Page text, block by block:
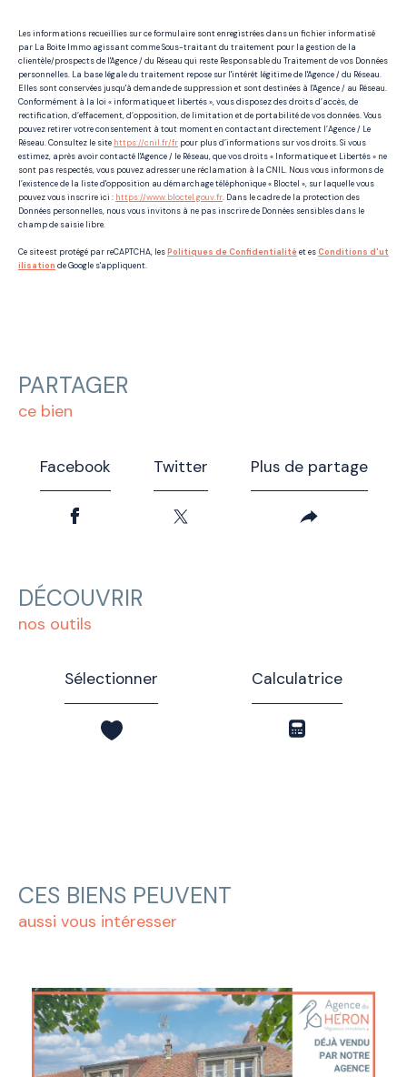
Les informations recueillies sur ce formulaire sont enregistrées dans un fichier informatisé
par La Boite Immo agissant comme Sous-traitant du traitement pour la gestion de la
clientèle/prospects de l'Agence / du Réseau qui reste Responsable du Traitement de vos Données
personnelles. La base légale du traitement repose sur l'intérêt légitime de l'Agence / du Réseau.
Elles sont conservées jusqu'à demande de suppression et sont destinées à l'Agence / au Réseau.
Conformément à la loi « informatique et libertés », vous disposez des droits d’accès, de
rectification, d’effacement, d’opposition, de limitation et de portabilité de vos données. Vous
pouvez retirer votre consentement à tout moment en contactant directement l’Agence / Le
Réseau. Consultez le site https://cnil.fr/fr pour plus d’informations sur vos droits. Si vous
estimez, après avoir contacté l'Agence / le Réseau, que vos droits « Informatique et Libertés » ne
sont pas respectés, vous pouvez adresser une réclamation à la CNIL. Nous vous informons de
l’existence de la liste d'opposition au démarchage téléphonique « Bloctel », sur laquelle vous
pouvez vous inscrire ici : https://www.bloctel.gouv.fr. Dans le cadre de la protection des
Données personnelles, nous vous invitons à ne pas inscrire de Données sensibles dans le
champ de saisie libre.
Ce site est protégé par reCAPTCHA, lesPolitiques de Confidentialitéet esConditions d'ut
ilisation de Google s'appliquent.
PARTAGER
ce bien
Facebook Twitter Plus de partage
DÉCOUVRIR
nos outils
Sélectionner Calculatrice
CES BIENS PEUVENT
aussi vous intéresser